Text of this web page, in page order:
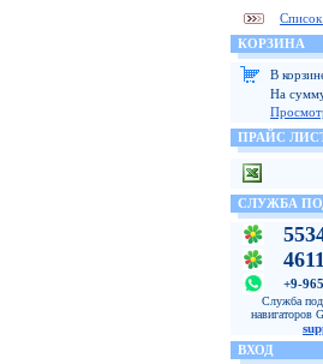
КОРЗИНА
В
На
ПРАЙС
СЛУЖБА
+9-
Служба
навигаторов
ВХОД